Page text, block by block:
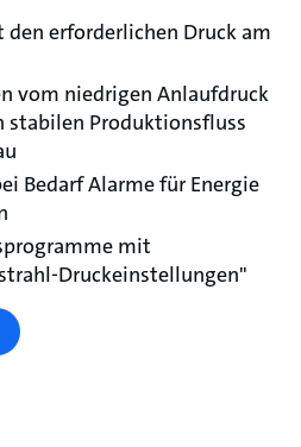
den erforderlichen Druck am
vom niedrigen Anlaufdruck
stabilen Produktionsfluss
Bedarf Alarme für Energie
mit
Druckeinstellungen"